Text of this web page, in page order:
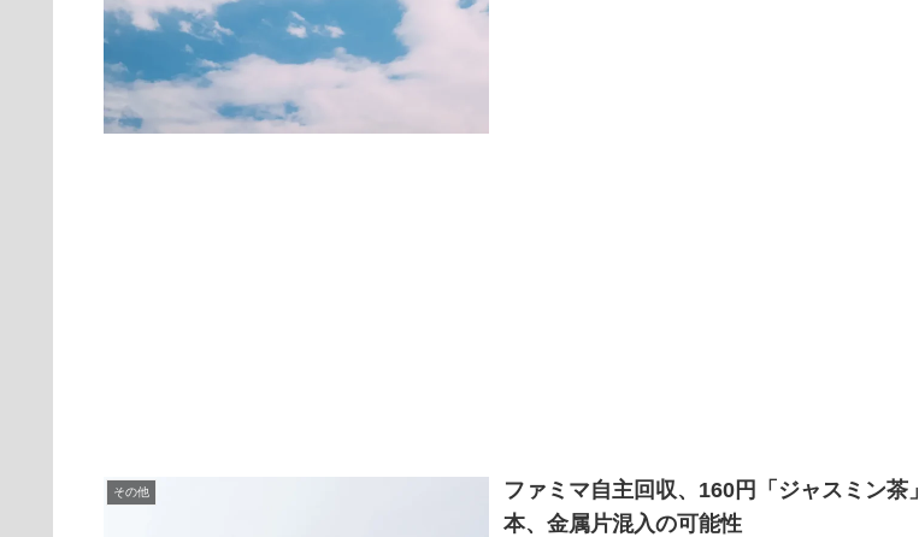
その他
ファミマ自主回収、160円「ジャスミン茶
本、金属片混入の可能性